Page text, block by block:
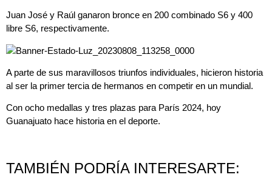
Juan José y Raúl ganaron bronce en 200 combinado S6 y 400
libre S6, respectivamente.
A parte de sus maravillosos triunfos individuales, hicieron historia
al ser la primer tercia de hermanos en competir en un mundial.
Con ocho medallas y tres plazas para París 2024, hoy
Guanajuato hace historia en el deporte.
TAMBIÉN PODRÍA INTERESARTE: